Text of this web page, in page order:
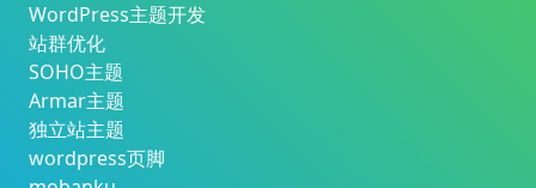
WordPress主题开发
站群优化
SOHO主题
Armar主题
独立站主题
wordpress页脚